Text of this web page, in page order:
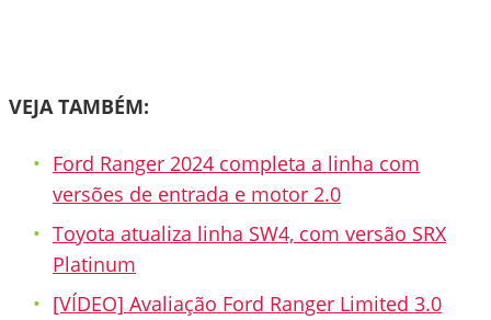
VEJA TAMBÉM:
Ford Ranger 2024 completa a linha com
versões de entrada e motor 2.0
Toyota atualiza linha SW4, com versão SRX
Platinum
[VÍDEO] Avaliação Ford Ranger Limited 3.0